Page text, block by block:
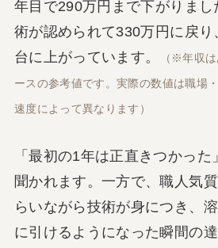
年目で290万円まで下がりま
術が認められて330万円に戻
台に上がっています。
（※年収
ースの参考値です。実際の数値は職場
速度によって異なります）
「最初の1年は正直きつかった
聞かれます。一方で、職人気
らいながら技術が身につき、
に引けるようになった瞬間の